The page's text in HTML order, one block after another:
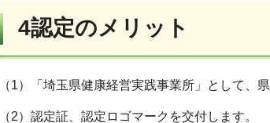
4認定のメリット
（1）「埼玉県健康経営実践事業所」として、
（2）認定証、認定ロゴマークを交付します。